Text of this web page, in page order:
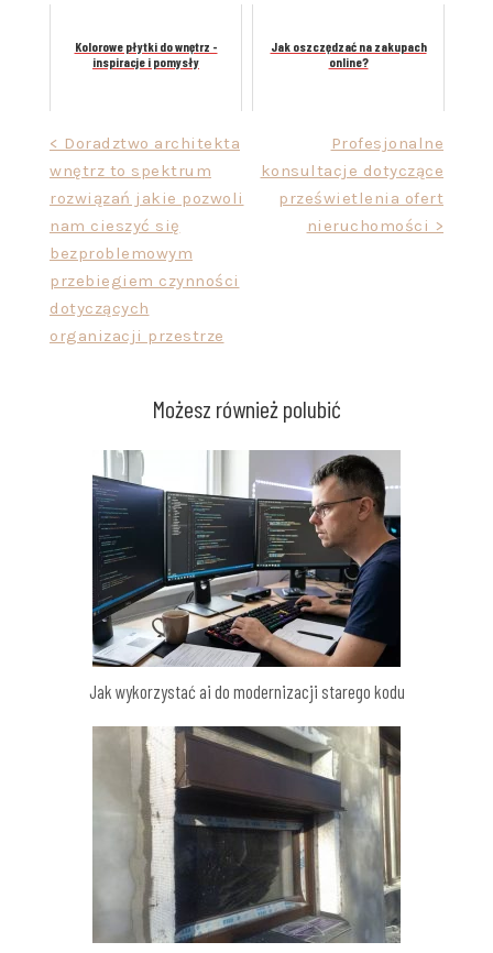
Kolorowe płytki do wnętrz -
inspiracje i pomysły
Jak oszczędzać na zakupach
online?
Nawigacja
wpisu
< Doradztwo architekta
wnętrz to spektrum
rozwiązań jakie pozwoli
nam cieszyć się
bezproblemowym
przebiegiem czynności
dotyczących
organizacji przestrze
Profesjonalne
konsultacje dotyczące
prześwietlenia ofert
nieruchomości >
Możesz również polubić
Jak wykorzystać ai do modernizacji starego kodu